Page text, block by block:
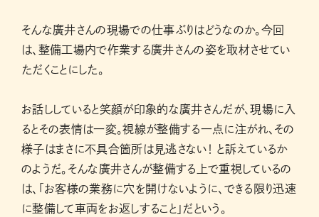
そんな廣井さんの現場での仕事ぶりはどうなのか。今回
は、整備工場内で作業する廣井さんの姿を取材させてい
ただくことにした。
お話ししていると笑顔が印象的な廣井さんだが、現場に入
るとその表情は一変。視線が整備する一点に注がれ、その
様子はまさに不具合箇所は見逃さない！ と訴えているか
のようだ。そんな廣井さんが整備する上で重視しているの
は、「お客様の業務に穴を開けないように、できる限り迅速
に整備して車両をお返しすること」だという。